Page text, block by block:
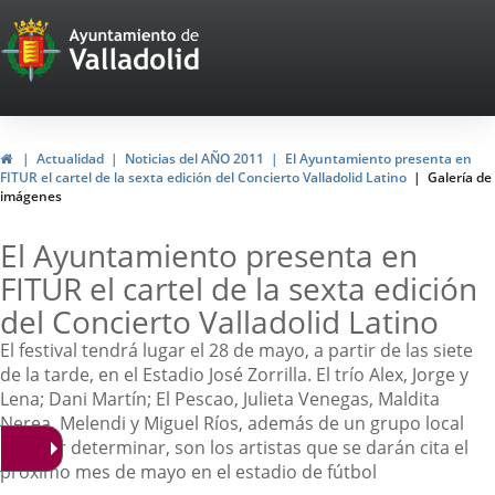
Portal
Web
del
Ayuntamiento
de
Valladolid
InicioActualidad Noticias del AÑO 2011
El Ayuntamiento presenta en
FITUR el cartel de la sexta edición del Concierto Valladolid Latino
Galería de
imágenes
El Ayuntamiento presenta en
FITUR el cartel de la sexta edición
del Concierto Valladolid Latino
El festival tendrá lugar el 28 de mayo, a partir de las siete
de la tarde, en el Estadio José Zorrilla. El trío Alex, Jorge y
Lena; Dani Martín; El Pescao, Julieta Venegas, Maldita
Nerea, Melendi y Miguel Ríos, además de un grupo local
aún por determinar, son los artistas que se darán cita el
próximo mes de mayo en el estadio de fútbol